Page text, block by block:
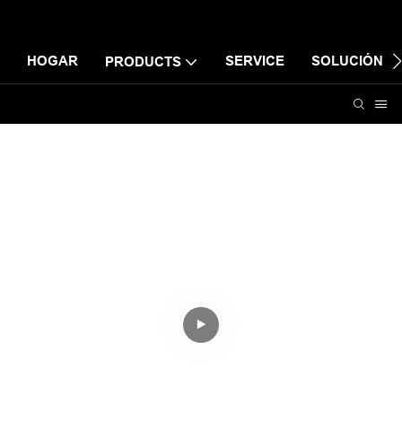
HOGAR PRODUCTS SERVICE SOLUCIÓN